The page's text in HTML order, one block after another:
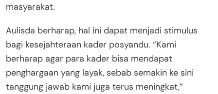
masyarakat.
Aulisda berharap, hal ini dapat menjadi stimulus
bagi kesejahteraan kader posyandu. “Kami
berharap agar para kader bisa mendapat
penghargaan yang layak, sebab semakin ke sini
tanggung jawab kami juga terus meningkat,”